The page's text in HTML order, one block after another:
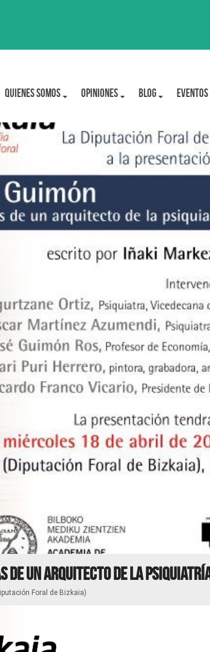
Quienes Somos OPINIONES BLOG Eventos
de un arquitecto de la
Foral de Bizkaia)